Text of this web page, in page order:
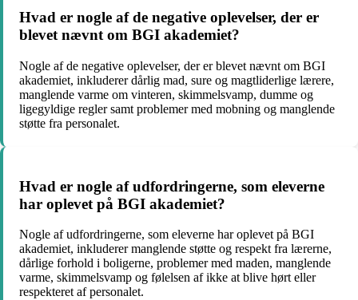
Hvad er nogle af de negative oplevelser, der er
blevet nævnt om BGI akademiet?
Nogle af de negative oplevelser, der er blevet nævnt om BGI
akademiet, inkluderer dårlig mad, sure og magtliderlige lærere,
manglende varme om vinteren, skimmelsvamp, dumme og
ligegyldige regler samt problemer med mobning og manglende
støtte fra personalet.
Hvad er nogle af udfordringerne, som eleverne
har oplevet på BGI akademiet?
Nogle af udfordringerne, som eleverne har oplevet på BGI
akademiet, inkluderer manglende støtte og respekt fra lærerne,
dårlige forhold i boligerne, problemer med maden, manglende
varme, skimmelsvamp og følelsen af ikke at blive hørt eller
respekteret af personalet.